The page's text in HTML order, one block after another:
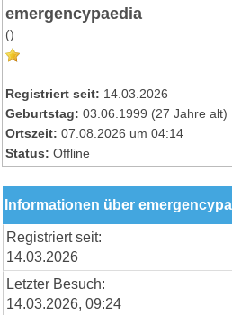
emergencypaedia
()
Registriert seit: 14.03.2026
Geburtstag: 03.06.1999 (27 Jahre alt)
Ortszeit: 07.08.2026 um 04:14
Status: Offline
Informationen über
Registriert seit:
14.03.2026
Letzter Besuch:
14.03.2026, 09:24